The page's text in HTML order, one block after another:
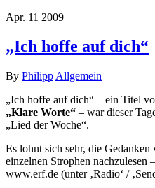
Apr. 11 2009
„Ich hoffe auf dich“
By Philipp Allgemein
„Ich hoffe auf dich“ – ein Titel
„Klare Worte“ – war dieser
„Lied der Woche“.
Es lohnt sich sehr, die
einzelnen Strophen nachzulesen
www.erf.de (unter ‚Radio‘ /